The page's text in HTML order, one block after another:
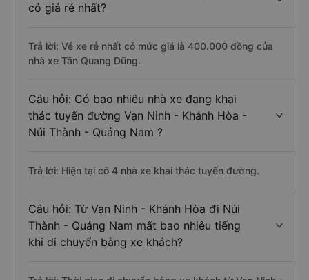
có giá rẻ nhất?
Trả lời: Vé xe rẻ nhất có mức giá là 400.000 đồng của
nhà xe Tân Quang Dũng.
Câu hỏi: Có bao nhiêu nhà xe đang khai
thác tuyến đường Vạn Ninh - Khánh Hòa -
Núi Thành - Quảng Nam ?
Trả lời: Hiện tại có 4 nhà xe khai thác tuyến đường.
Câu hỏi: Từ Vạn Ninh - Khánh Hòa đi Núi
Thành - Quảng Nam mất bao nhiêu tiếng
khi di chuyển bằng xe khách?